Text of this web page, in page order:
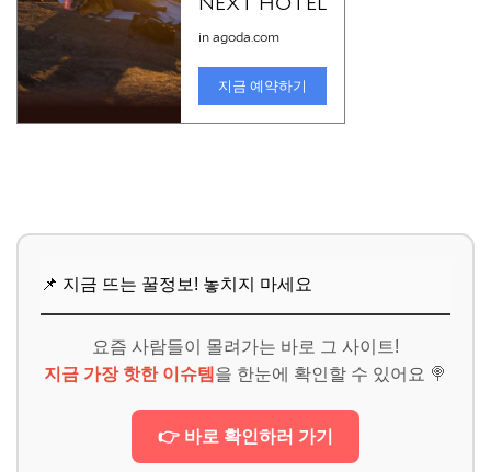
📌 지금 뜨는 꿀정보! 놓치지 마세요
추가할인 코드 WRVE6
📌 지금 뜨는 꿀정보! 놓치지 마세요
요즘 사람들이 몰려가는 바로 그 사이트!
지금 가장 핫한 이슈템 을 한눈에 확인할 수 있어요 🍭
👉 바로 확인하러 가기